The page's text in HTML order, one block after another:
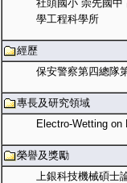
社頭國小 崇先國中
學工程科學所
經歷
保安警察第四總隊
專長及研究領域
Electro-Wetting
榮譽及獎勵
上銀科技機械碩士